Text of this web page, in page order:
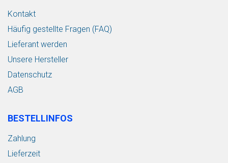
Kontakt
Häufig gestellte Fragen (FAQ)
Lieferant werden
Unsere Hersteller
Datenschutz
AGB
BESTELLINFOS
Zahlung
Lieferzeit